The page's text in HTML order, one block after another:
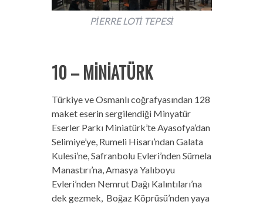
PİERRE LOTİ TEPESİ
10 – MİNİATÜRK
Türkiye ve Osmanlı coğrafyasından 128
maket eserin sergilendiği Minyatür
Eserler Parkı Miniatürk’te Ayasofya’dan
Selimiye’ye, Rumeli Hisarı’ndan Galata
Kulesi’ne, Safranbolu Evleri’nden Sümela
Manastırı’na, Amasya Yalıboyu
Evleri’nden Nemrut Dağı Kalıntıları’na
dek gezmek, Boğaz Köprüsü’nden yaya